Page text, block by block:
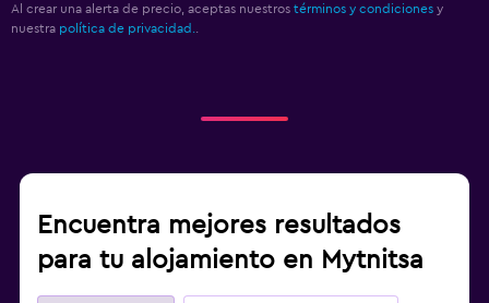
Al crear una alerta de precio, aceptas nuestros términos y condiciones y
nuestra política de privacidad.
Encuentra mejores resultados
para tu alojamiento en Mytnitsa